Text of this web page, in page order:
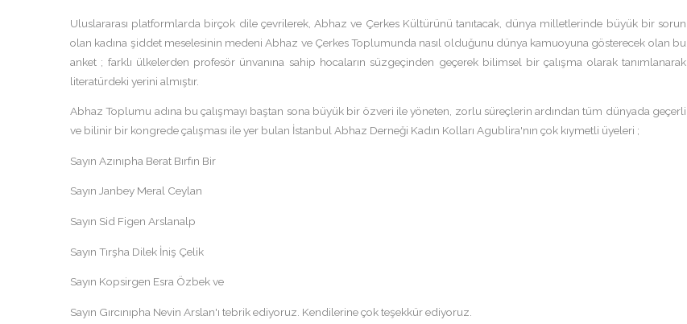
Uluslararası platformlarda birçok dile çevrilerek, Abhaz ve Çerkes Kültürünü tanıtacak, dünya milletlerinde büyük bir sorun
olan kadına şiddet meselesinin medeni Abhaz ve Çerkes Toplumunda nasıl olduğunu dünya kamuoyuna gösterecek olan bu
anket ; farklı ülkelerden profesör ünvanına sahip hocaların süzgeçinden geçerek bilimsel bir çalışma olarak tanımlanarak
literatürdeki yerini almıştır.
Abhaz Toplumu adına bu çalışmayı baştan sona büyük bir özveri ile yöneten, zorlu süreçlerin ardından tüm dünyada geçerli
ve bilinir bir kongrede çalışması ile yer bulan İstanbul Abhaz Derneği Kadın Kolları Agublira'nın çok kıymetli üyeleri ;
Sayın Azınıpha Berat Bırfın Bir
Sayın Janbey Meral Ceylan
Sayın Sid Figen Arslanalp
Sayın Tırşha Dilek İniş Çelik
Sayın Kopsirgen Esra Özbek ve
Sayın Gırcınıpha Nevin Arslan'ı tebrik ediyoruz. Kendilerine çok teşekkür ediyoruz.